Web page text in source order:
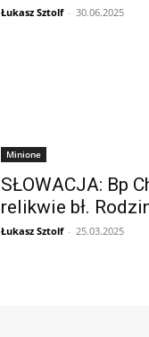
Łukasz Sztolf - 30.06.2025
Minione
SŁOWACJA: Bp
relikwie bł.
Łukasz Sztolf - 25.03.2025